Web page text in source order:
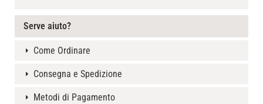
Serve aiuto?
Come Ordinare
Consegna e Spedizione
Metodi di Pagamento